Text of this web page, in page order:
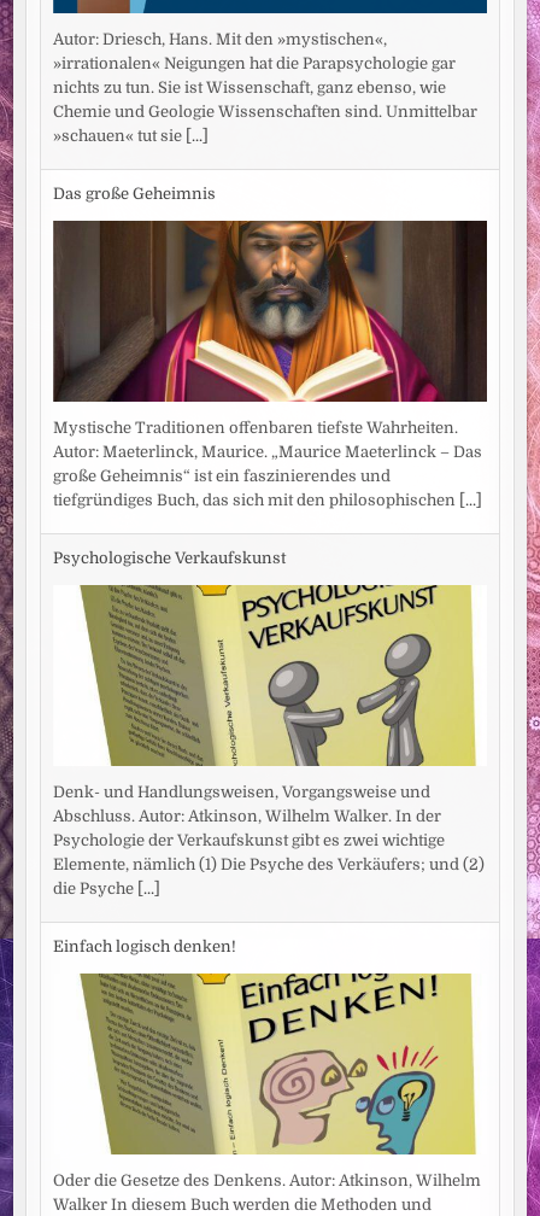
Autor: Driesch, Hans. Mit den »mystischen«,
»irrationalen« Neigungen hat die Parapsychologie gar
nichts zu tun. Sie ist Wissenschaft, ganz ebenso, wie
Chemie und Geologie Wissenschaften sind. Unmittelbar
»schauen« tut sie [...]
Das große Geheimnis
Mystische Traditionen offenbaren tiefste Wahrheiten.
Autor: Maeterlinck, Maurice. „Maurice Maeterlinck – Das
große Geheimnis“ ist ein faszinierendes und
tiefgründiges Buch, das sich mit den philosophischen [...]
Psychologische Verkaufskunst
Denk- und Handlungsweisen, Vorgangsweise und
Abschluss. Autor: Atkinson, Wilhelm Walker. In der
Psychologie der Verkaufskunst gibt es zwei wichtige
Elemente, nämlich (1) Die Psyche des Verkäufers; und (2)
die Psyche [...]
Einfach logisch denken!
Oder die Gesetze des Denkens. Autor: Atkinson, Wilhelm
Walker In diesem Buch werden die Methoden und